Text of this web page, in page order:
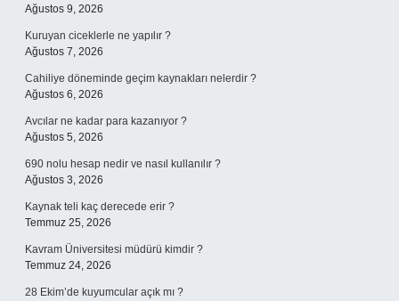
Ağustos 9, 2026
Kuruyan ciceklerle ne yapılır ?
Ağustos 7, 2026
Cahiliye döneminde geçim kaynakları nelerdir ?
Ağustos 6, 2026
Avcılar ne kadar para kazanıyor ?
Ağustos 5, 2026
690 nolu hesap nedir ve nasıl kullanılır ?
Ağustos 3, 2026
Kaynak teli kaç derecede erir ?
Temmuz 25, 2026
Kavram Üniversitesi müdürü kimdir ?
Temmuz 24, 2026
28 Ekim’de kuyumcular açık mı ?